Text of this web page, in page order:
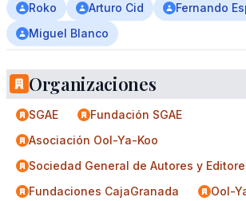
Roko Arturo Cid
Fernando
Miguel Blanco
Organizaciones
SGAE
Fundación SGAE
Asociación Ool-Ya-Koo
Sociedad General de Autores y
Fundaciones CajaGranada
Ool-